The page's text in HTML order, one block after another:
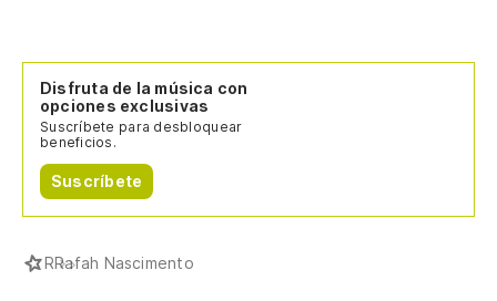
Disfruta de la música con
opciones exclusivas
Suscríbete para desbloquear
beneficios.
Suscríbete
RRafah Nascimento